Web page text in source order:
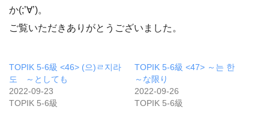
か(;’∀’)。
ご覧いただきありがとうございました。
TOPIK 5-6級 <46> (으)ㄹ지라
도 ～としても
2022-09-23
TOPIK 5-6級
TOPIK 5-6級 <47> ～는 한
～な限り
2022-09-26
TOPIK 5-6級